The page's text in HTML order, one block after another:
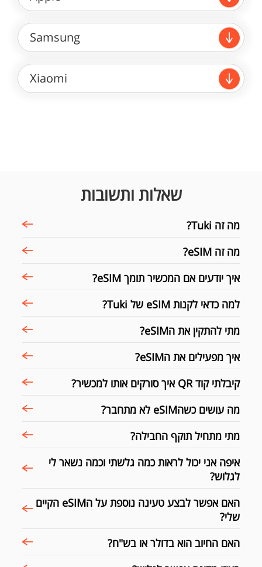
Samsung
Xiaomi
שאלות ותשובות
מה זה Tuki?
מה זה eSIM?
איך יודעים אם המכשיר תומך eSIM?
למה כדאי לקנות eSIM של Tuki?
מתי להתקין את הeSIM?
איך מפעילים את הeSIM?
קיבלתי קוד QR איך סורקים אותו למכשיר?
מה עושים כשהeSIM לא מתחבר?
מתי מתחיל תוקף החבילה?
איפה אני יכול לראות כמה גלשתי וכמה נשאר לי
לגלוש?
האם אפשר לבצע טעינה נוספת על הeSIM הקיים
שלי?
האם החיוב הוא בדולר או בש"ח?